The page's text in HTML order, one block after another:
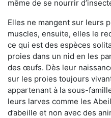
même de se nourrir
Elles ne mangent sur leurs
muscles, ensuite, elles le
ce qui est des espèces
proies dans un nid en les
des œufs. Dès leur
sur les proies toujours
appartenant à la sous-
leurs larves comme les
d’abeille et non avec des